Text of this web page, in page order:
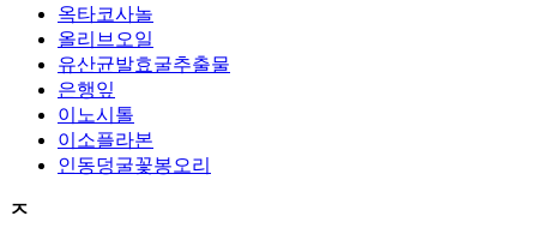
옥타코사놀
올리브오일
유산균발효굴추출물
은행잎
이노시톨
이소플라본
인동덩굴꽃봉오리
ㅈ